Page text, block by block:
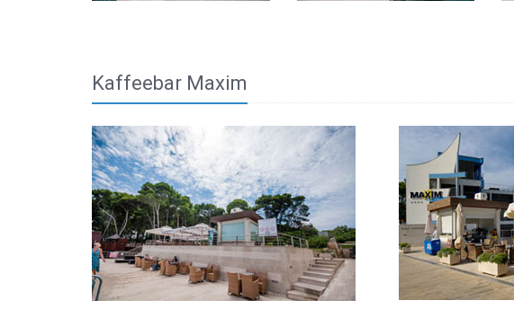
Kaffeebar Maxim